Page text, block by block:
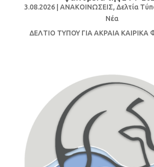
3.08.2026| ΑΝΑΚΟΙΝΩΣΕΙΣ, Δελτία
Νέα
ΔΕΛΤΙΟ ΤΥΠΟΥ ΓΙΑ ΑΚΡΑΙΑ